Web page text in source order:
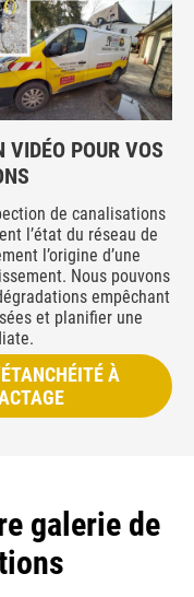
VIDÉO POUR VOS
de canalisations
l’état du réseau de
l’origine d’une
Nous pouvons
empêchant
et planifier une
À
galerie de